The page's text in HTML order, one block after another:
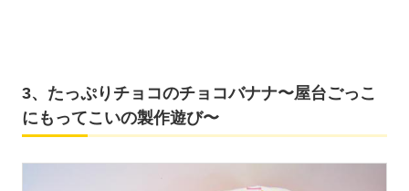
3、たっぷりチョコのチョコバナナ〜屋台ごっこ
にもってこいの製作遊び〜